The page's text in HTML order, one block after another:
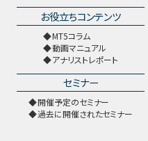
お役立ちコンテンツ
MT5コラム
動画マニュアル
アナリストレポート
セミナー
開催予定のセミナー
過去に開催されたセミナー